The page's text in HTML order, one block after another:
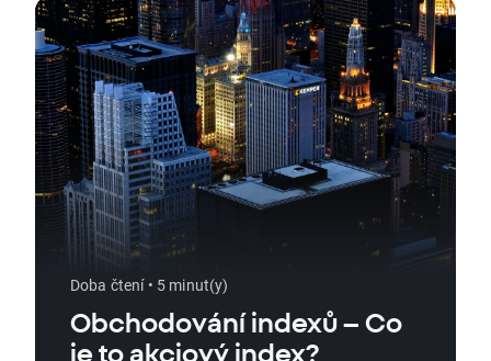
Doba čtení • 5 minut(y)
Obchodování indexů – Co
je to akciový index?